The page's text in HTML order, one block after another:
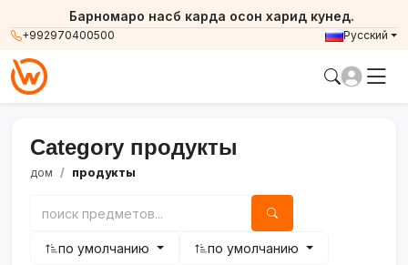
+992970400500
Барномаро насб карда осон харид кунед.
Русский
Category продукты
дом продукты
по умолчанию по умолчанию